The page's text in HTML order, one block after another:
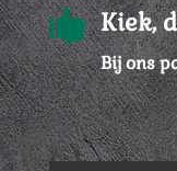
 Kiek,
Bij ons